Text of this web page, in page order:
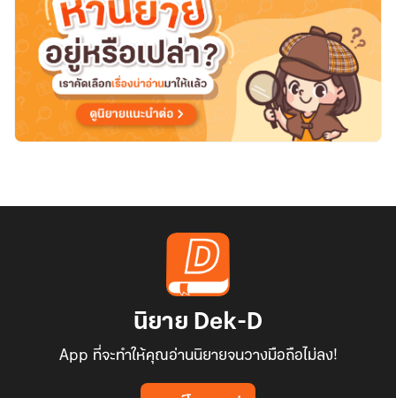
นิยาย Dek-D
App ที่จะทำให้คุณอ่านนิยายจนวางมือถือไม่ลง!